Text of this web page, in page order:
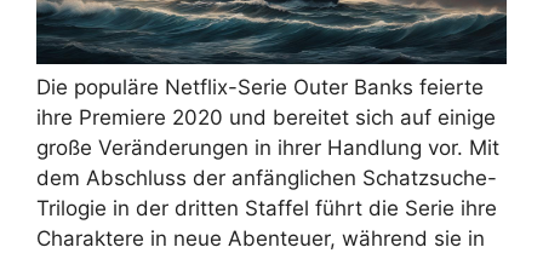
Die populäre Netflix-Serie Outer Banks feierte
ihre Premiere 2020 und bereitet sich auf einige
große Veränderungen in ihrer Handlung vor. Mit
dem Abschluss der anfänglichen Schatzsuche-
Trilogie in der dritten Staffel führt die Serie ihre
Charaktere in neue Abenteuer, während sie in